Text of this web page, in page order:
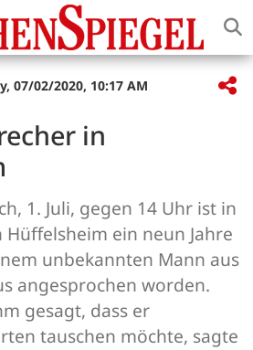
07/02/2020, 10:17 AM
in
1. Juli, gegen 14 Uhr ist in
ein neun Jahre
unbekannten Mann aus
angesprochen worden.
gesagt, dass er
tauschen möchte, sagte